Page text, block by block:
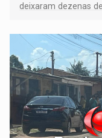
deixaram dezenas
territoriais e sociais